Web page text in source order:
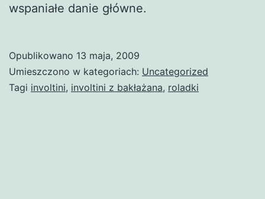
wspaniałe danie główne.
Opublikowano 13 maja, 2009
Umieszczono w kategoriach: Uncategorized
Tagi involtini, involtini z bakłażana, roladki